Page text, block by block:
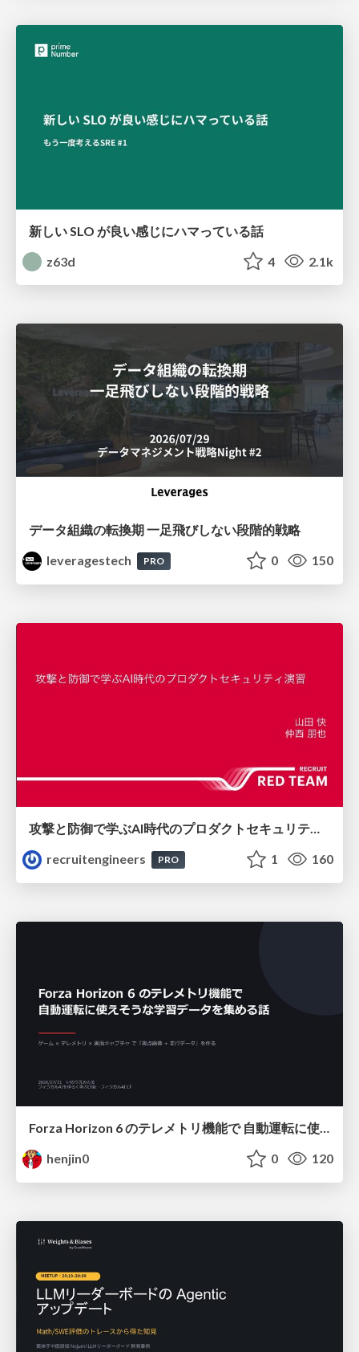
新しい SLO が良い感じにハマっている話
z63d
4 2.1k
データ組織の転換期 一足飛びしない段階的戦略
leveragestech
PRO 0 150
攻撃と防御で学ぶAI時代のプロダクトセキュリティ演習
recruitengineers
PRO 1 160
henjin0
0 120